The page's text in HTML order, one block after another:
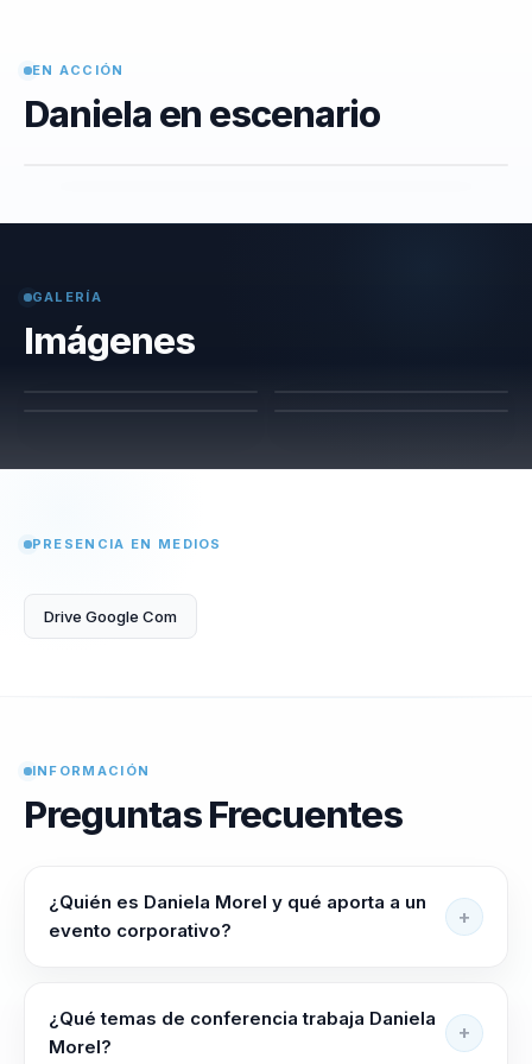
EN ACCIÓN
Daniela en escenario
GALERÍA
Imágenes
PRESENCIA EN MEDIOS
Drive Google Com
INFORMACIÓN
Preguntas Frecuentes
¿Quién es Daniela Morel y qué aporta a un
evento corporativo?
innovacion que necesitan aterrizar la IA a resultados
reales a entender como usar IA y prepararse para el
¿Qué temas de conferencia trabaja Daniela
Morel?